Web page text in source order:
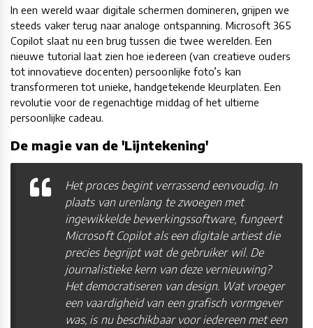
In een wereld waar digitale schermen domineren, grijpen we
steeds vaker terug naar analoge ontspanning. Microsoft 365
Copilot slaat nu een brug tussen die twee werelden. Een
nieuwe tutorial laat zien hoe iedereen (van creatieve ouders
tot innovatieve docenten) persoonlijke foto’s kan
transformeren tot unieke, handgetekende kleurplaten. Een
revolutie voor de regenachtige middag of het ultieme
persoonlijke cadeau.
De magie van de 'Lijntekening'
Het proces begint verrassend eenvoudig. In
plaats van urenlang te zwoegen met
ingewikkelde bewerkingssoftware, fungeert
Microsoft Copilot als een digitale artiest die
precies begrijpt wat de gebruiker wil. De
journalistieke kern van deze vernieuwing?
Het democratiseren van design. Wat vroeger
een vaardigheid van een grafisch vormgever
was, is nu beschikbaar voor iedereen met een